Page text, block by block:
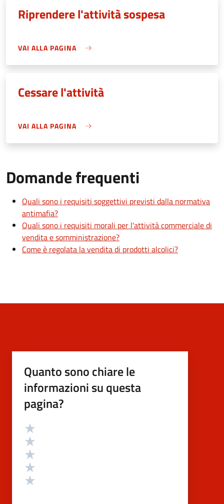
Riprendere l'attività sospesa
VAI ALLA PAGINA
Cessare l'attività
VAI ALLA PAGINA
Domande frequenti
Quali sono i requisiti soggettivi previsti dalla normativa
antimafia?
Quali sono i requisiti morali per l'attività commerciale di
vendita e somministrazione?
Come è regolata la vendita di prodotti alcolici?
Quanto sono chiare le
informazioni su questa
pagina?
Valutazione